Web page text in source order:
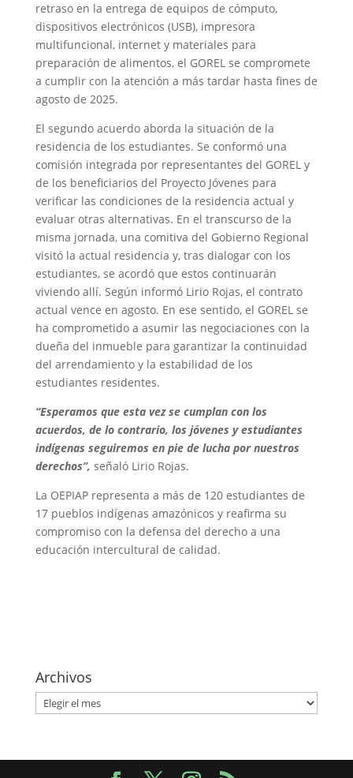
retraso en la entrega de equipos de cómputo,
dispositivos electrónicos (USB), impresora
multifuncional, internet y materiales para
preparación de alimentos, el GOREL se compromete
a cumplir con la atención a más tardar hasta fines de
agosto de 2025.
El segundo acuerdo aborda la situación de la
residencia de los estudiantes. Se conformó una
comisión integrada por representantes del GOREL y
de los beneficiarios del Proyecto Jóvenes para
verificar las condiciones de la residencia actual y
evaluar otras alternativas. En el transcurso de la
misma jornada, una comitiva del Gobierno Regional
visitó la actual residencia y, tras dialogar con los
estudiantes, se acordó que estos continuarán
viviendo allí. Según informó Lirio Rojas, el contrato
actual vence en agosto. En ese sentido, el GOREL se
ha comprometido a asumir las negociaciones con la
dueña del inmueble para garantizar la continuidad
del arrendamiento y la estabilidad de los
estudiantes residentes.
“Esperamos que esta vez se cumplan con los
acuerdos, de lo contrario, los jóvenes y estudiantes
indígenas seguiremos en pie de lucha por nuestros
derechos”, señaló Lirio Rojas.
La OEPIAP representa a más de 120 estudiantes de
17 pueblos indígenas amazónicos y reafirma su
compromiso con la defensa del derecho a una
educación intercultural de calidad.
Archivos
Archivos